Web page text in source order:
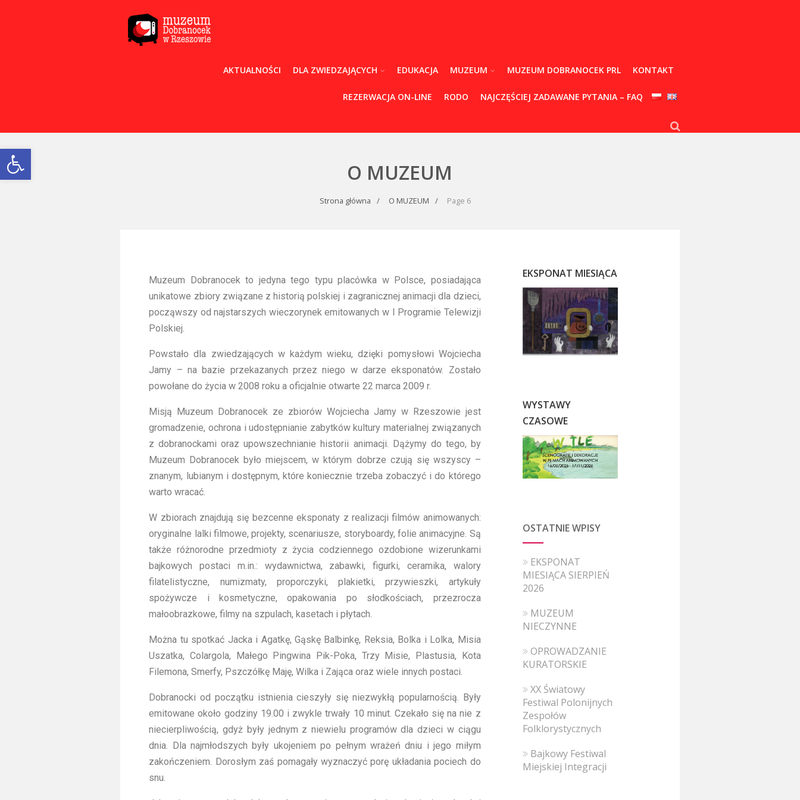
Open toolbar
AKTUALNOŚCI DLA ZWIEDZAJĄCYCH EDUKACJA MUZEUM MUZEUM DOBRANOCEK PRL KONTAKT
REZERWACJA ON-LINE RODO NAJCZĘŚCIEJ ZADAWANE PYTANIA – FAQ
O MUZEUM
Strona główna O MUZEUM Page 6
Muzeum Dobranocek to jedyna tego typu placówka w Polsce, posiadająca
unikatowe zbiory związane z historią polskiej i zagranicznej animacji dla dzieci,
począwszy od najstarszych wieczorynek emitowanych w I Programie Telewizji
Polskiej.
Powstało dla zwiedzających w każdym wieku, dzięki pomysłowi Wojciecha
Jamy – na bazie przekazanych przez niego w darze eksponatów. Zostało
powołane do życia w 2008 roku a oficjalnie otwarte 22 marca 2009 r.
Misją Muzeum Dobranocek ze zbiorów Wojciecha Jamy w Rzeszowie jest
gromadzenie, ochrona i udostępnianie zabytków kultury materialnej związanych
z dobranockami oraz upowszechnianie historii animacji. Dążymy do tego, by
Muzeum Dobranocek było miejscem, w którym dobrze czują się wszyscy –
znanym, lubianym i dostępnym, które koniecznie trzeba zobaczyć i do którego
warto wracać.
W zbiorach znajdują się bezcenne eksponaty z realizacji filmów animowanych:
oryginalne lalki filmowe, projekty, scenariusze, storyboardy, folie animacyjne. Są
także różnorodne przedmioty z życia codziennego ozdobione wizerunkami
bajkowych postaci m.in.: wydawnictwa, zabawki, figurki, ceramika, walory
filatelistyczne, numizmaty, proporczyki, plakietki, przywieszki, artykuły
spożywcze i kosmetyczne, opakowania po słodkościach, przezrocza
małoobrazkowe, filmy na szpulach, kasetach i płytach.
Można tu spotkać Jacka i Agatkę, Gąskę Balbinkę, Reksia, Bolka i Lolka, Misia
Uszatka, Colargola, Małego Pingwina Pik-Poka, Trzy Misie, Plastusia, Kota
Filemona, Smerfy, Pszczółkę Maję, Wilka i Zająca oraz wiele innych postaci.
Dobranocki od początku istnienia cieszyły się niezwykłą popularnością. Były
emitowane około godziny 19.00 i zwykle trwały 10 minut. Czekało się na nie z
niecierpliwością, gdyż były jednym z niewielu programów dla dzieci w ciągu
dnia. Dla najmłodszych były ukojeniem po pełnym wrażeń dniu i jego miłym
zakończeniem. Dorosłym zaś pomagały wyznaczyć porę układania pociech do
snu.
EKSPONAT MIESIĄCA
WYSTAWY
CZASOWE
OSTATNIE WPISY
EKSPONAT
MIESIĄCA SIERPIEŃ
2026
MUZEUM
NIECZYNNE
OPROWADZANIE
KURATORSKIE
XX Światowy
Festiwal Polonijnych
Zespołów
Folklorystycznych
Bajkowy Festiwal
Miejskiej Integracji